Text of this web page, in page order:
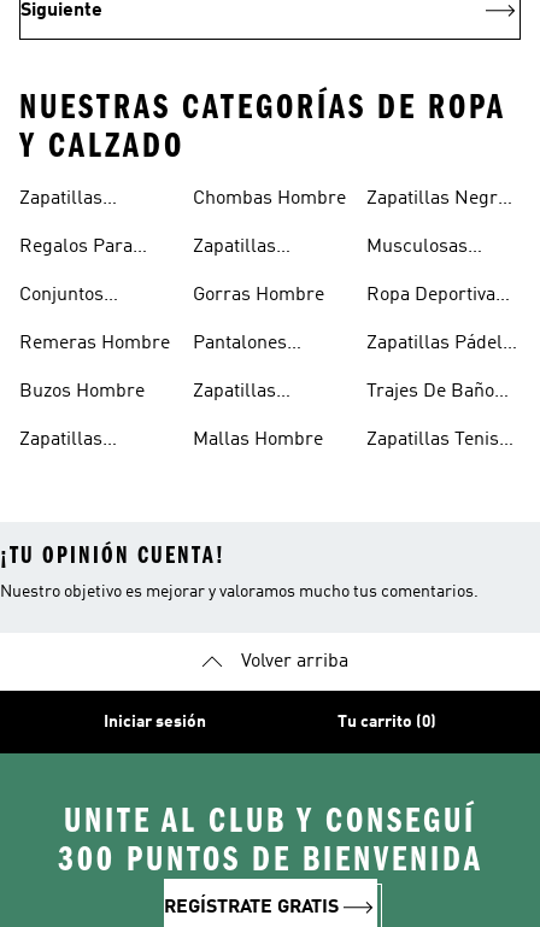
Siguiente
NUESTRAS CATEGORÍAS DE ROPA
Y CALZADO
Zapatillas
Regalos Para
Conjuntos
Hombre
Remeras Hombre
Buzos Hombre
Zapatillas
Hombre
Chombas Hombre
Zapatillas
Gorras Hombre
Pantalones
Hombre
Zapatillas
Mallas Hombre
Zapatillas Negras
Musculosas
Ropa Deportiva
Zapatillas Pádel
Trajes De Baño
Zapatillas Tenis
¡TU OPINIÓN CUENTA!
Nuestro objetivo es mejorar y valoramos mucho tus comentarios.
Volver arriba
Iniciar sesión Tu carrito (0)
UNITE AL CLUB Y CONSEGUÍ
300 PUNTOS DE BIENVENIDA
REGÍSTRATE GRATIS